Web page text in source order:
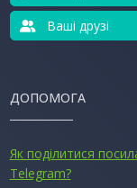
Ваші друзі
ДОПОМОГА
Як поділитися
Telegram?